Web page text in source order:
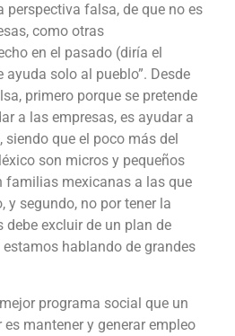
perspectiva falsa, de que no es
como otras
en el pasado (diría el
ayuda solo al pueblo”. Desde
primero porque se pretende
a las empresas, es ayudar a
siendo que el poco más del
son micros y pequeños
familias mexicanas a las que
y segundo, no por tener la
debe excluir de un plan de
hablando de grandes
programa social que un
mantener y generar empleo